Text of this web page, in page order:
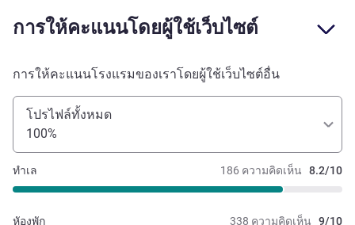
การให้คะแนนโดยผู้ใช้เว็บไซต์
การให้คะแนนโรงแรมของเราโดยผู้ใช้เว็บไซต์อื่น
โปรไฟล์ทั้งหมด
100%
186 ความคิดเห็น 8.2/10
ทำเล
338 ความคิดเห็น 9/10
หัองพัก